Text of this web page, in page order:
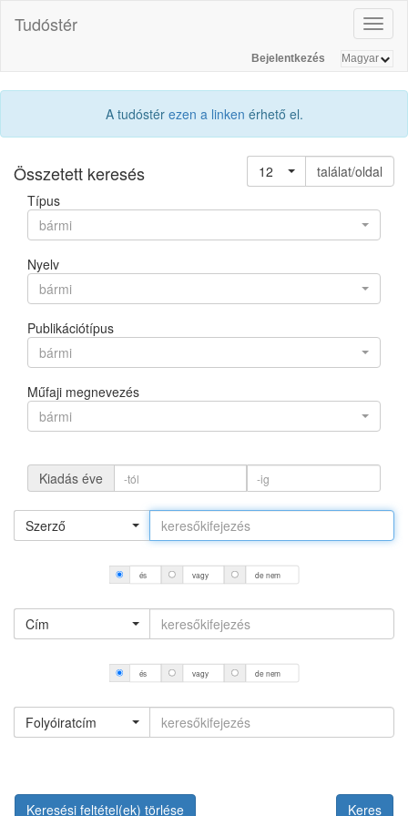
Tudóstér
Bejelentkezés
A tudóstér ezen a linken érhető el.
Összetett keresés 12
találat/oldal
Típus
bármi
Nyelv
bármi
Publikációtípus
bármi
Műfaji megnevezés
bármi
Kiadás éve
Szerző
és vagy de nem
Cím
és vagy de nem
Folyóiratcím
Keresési feltétel(ek) törlése